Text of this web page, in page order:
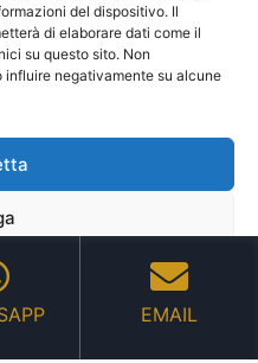
del dispositivo. Il
di elaborare dati come il
su questo sito. Non
negativamente su alcune
Policy
17059791008
Sito
EMAIL